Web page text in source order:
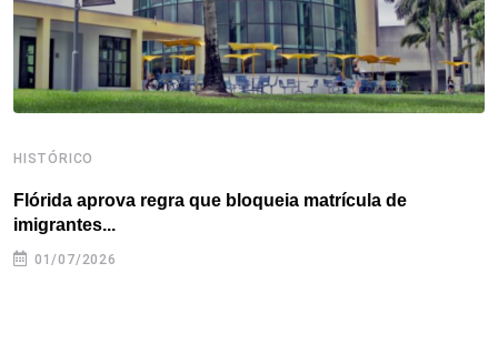
HISTÓRICO
Flórida aprova regra que bloqueia matrícula de
imigrantes...
01/07/2026